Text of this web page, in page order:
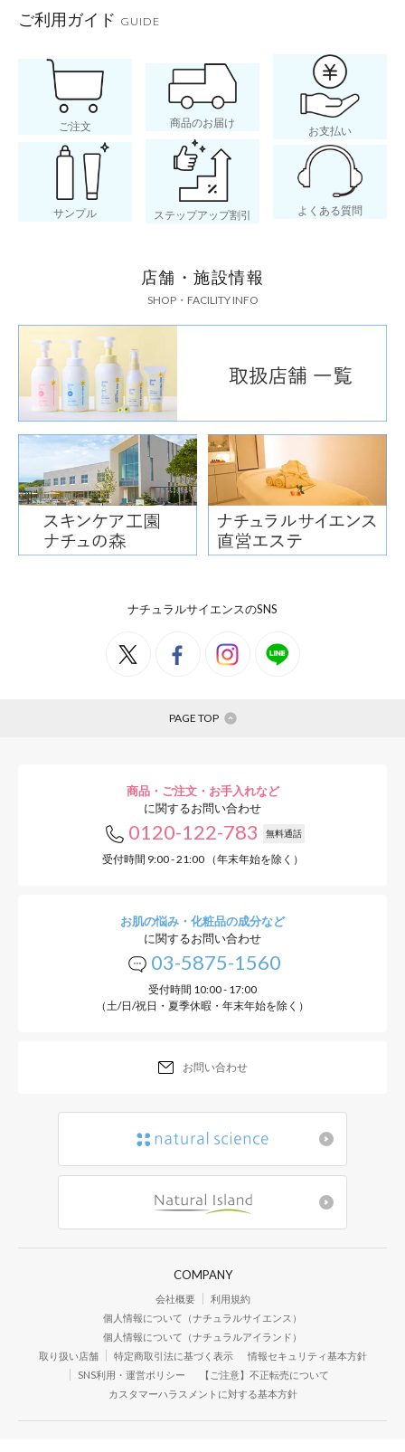
ご利用ガイド GUIDE
ご注文 商品のお届け
お支払い
サンプル ステップアップ割引 よくある質問
店舗・施設情報
SHOP・FACILITY INFO
ナチュラルサイエンスのSNS
PAGE TOP
商品・ご注文・お手入れなど
に関するお問い合わせ
0120-122-783 無料通話
受付時間 9:00 - 21:00 （年末年始を除く）
お肌の悩み・化粧品の成分など
に関するお問い合わせ
03-5875-1560
受付時間 10:00 - 17:00
（土/日/祝日・夏季休暇・年末年始を除く）
お問い合わせ
COMPANY
会社概要
利用規約
個人情報について（ナチュラルサイエンス）
個人情報について（ナチュラルアイランド）
取り扱い店舗
特定商取引法に基づく表示
情報セキュリティ基本方針
SNS利用・運営ポリシー
【ご注意】不正転売について
カスタマーハラスメントに対する基本方針